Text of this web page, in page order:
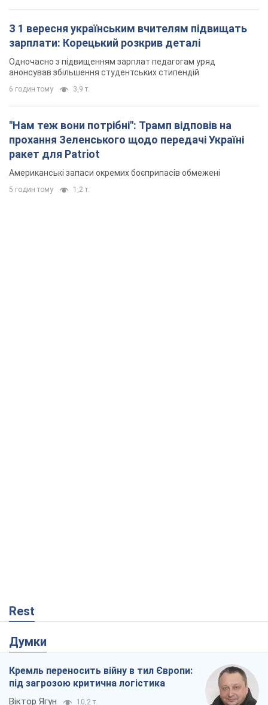
З 1 вересня українським вчителям підвищать
зарплати: Корецький розкрив деталі
Одночасно з підвищенням зарплат педагогам уряд
анонсував збільшення студентських стипендій
6 годин тому 3,9 т.
"Нам теж вони потрібні": Трамп відповів на
прохання Зеленського щодо передачі Україні
ракет для Patriot
Американські запаси окремих боєприпасів обмежені
5 годин тому 1,2 т.
Rest
Думки
Кремль переносить війну в тил Європи:
під загрозою критична логістика
Віктор Ягун 10,2 т.